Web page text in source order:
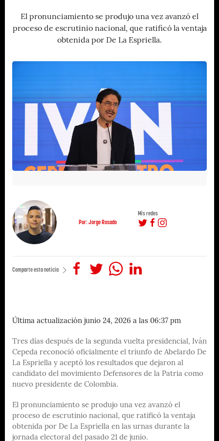
El pronunciamiento se produjo una vez avanzó el
proceso de escrutinio nacional, que ratificó la ventaja
obtenida por De La Espriella.
Por: Jorge Rosado
Mis redes
Comparte esta noticia
Última actualización junio 24, 2026 a las 06:37 pm
Tres días después de la segunda vuelta presidencial, Iván
Cepeda reconoció oficialmente el triunfo de Abelardo De
La Espriella y aceptó los resultados que dejaron al
candidato del movimiento Defensores de la Patria como
nuevo presidente de Colombia.
El pronunciamiento se produjo una vez avanzó el
proceso de escrutinio nacional, que ratificó la ventaja
obtenida por De La Espriella en las urnas durante la
jornada electoral del pasado 21 de junio.